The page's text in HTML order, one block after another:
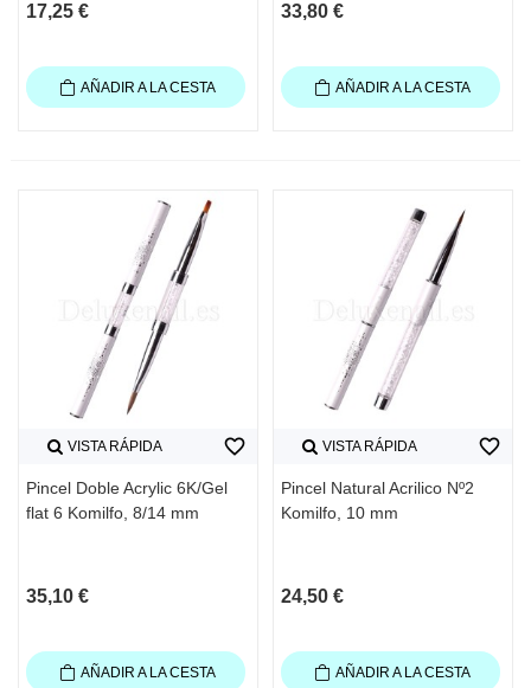
17,25 €
AÑADIR A LA CESTA
33,80 €
AÑADIR A LA CESTA
VISTA RÁPIDA
Pincel Doble Acrylic 6K/Gel
flat 6 Komilfo, 8/14 mm
35,10 €
favorite_border
AÑADIR A LA CESTA
VISTA RÁPIDA
Pincel Natural Acrilico Nº2
Komilfo, 10 mm
24,50 €
favorite_border
AÑADIR A LA CESTA